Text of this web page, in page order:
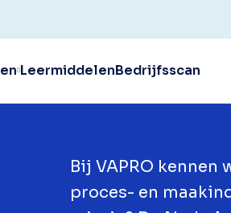
LeermiddelenBedrijfsscan
Bij VAPRO kennen
proces- en